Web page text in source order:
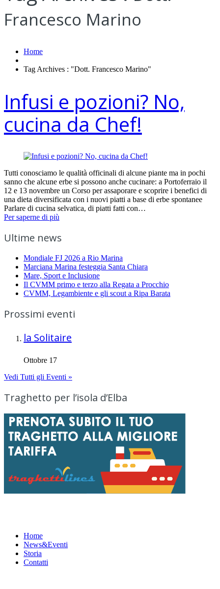
Francesco Marino
Home
Tag Archives : "Dott. Francesco Marino"
Infusi e pozioni? No,
cucina da Chef!
Tutti conosciamo le qualità officinali di alcune piante ma in pochi
sanno che alcune erbe si possono anche cucinare: a Portoferraio il
12 e 13 novembre un Corso per assaporare e scoprire i benefici di
una dieta diversificata con i nuovi piatti a base di erbe spontanee
Parlare di cucina selvatica, di piatti fatti con…
Per saperne di più
Ultime news
Mondiale FJ 2026 a Rio Marina
Marciana Marina festeggia Santa Chiara
Mare, Sport e Inclusione
Il CVMM primo e terzo alla Regata a Procchio
CVMM, Legambiente e gli scout a Ripa Barata
Prossimi eventi
la Solitaire
Ottobre 17
Vedi Tutti gli Eventi »
Traghetto per l’isola d’Elba
Home
News&Eventi
Storia
Contatti